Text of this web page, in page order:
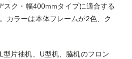
スク・幅400mmタイプに適合する
カラーは本体フレームが2色、ク
型片袖机、U型机、脇机のフロン